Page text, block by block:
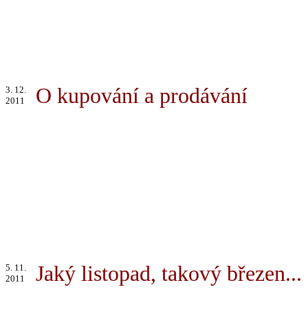
3. 12.
2011
O kupování a prodávání
5. 11.
2011
Jaký listopad, takový březen...